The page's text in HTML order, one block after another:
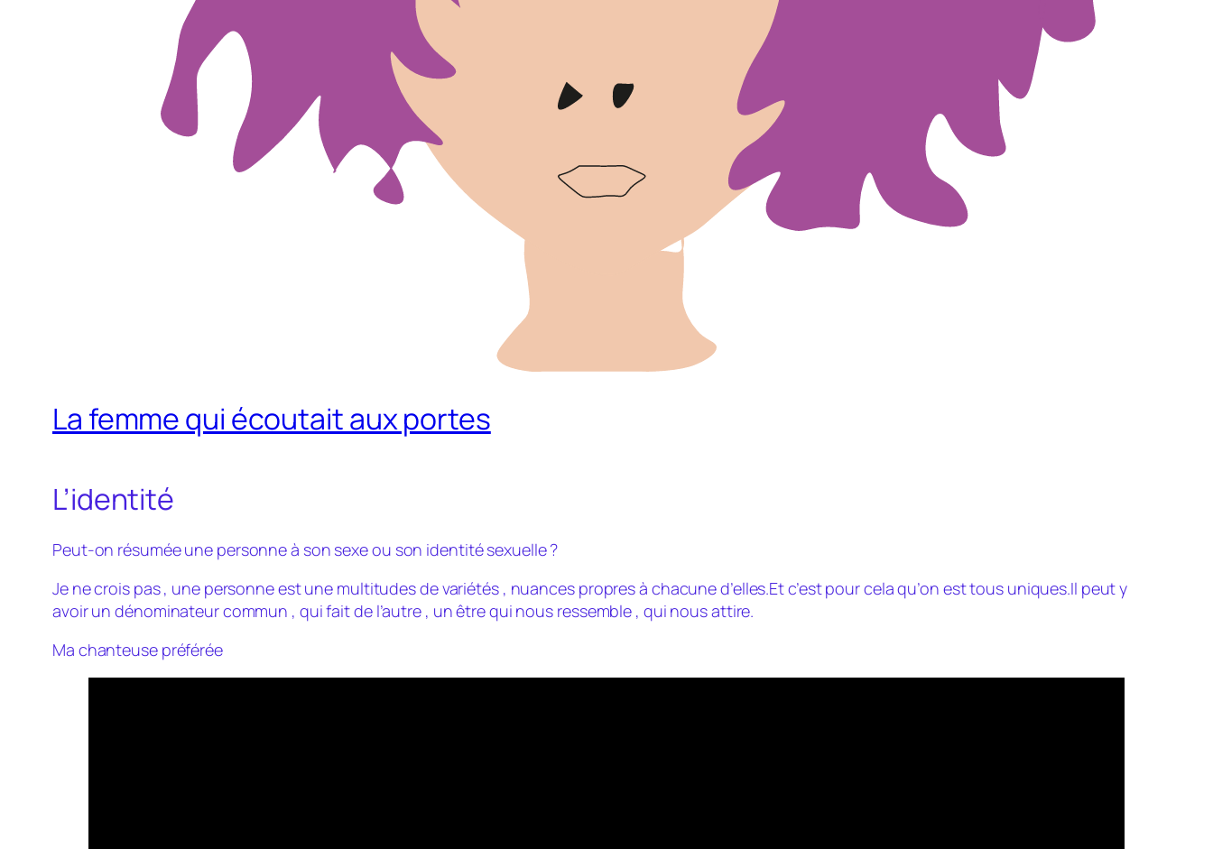
La femme qui écoutait aux portes
L’identité
Peut-on résumée une personne à son sexe ou son identité sexuelle ?
Je ne crois pas , une personne est une multitudes de variétés , nuances propres à chacune d’elles.Et c’est pour cela qu’on est tous uniques.Il peut y
avoir un dénominateur commun , qui fait de l’autre , un être qui nous ressemble , qui nous attire.
Ma chanteuse préférée